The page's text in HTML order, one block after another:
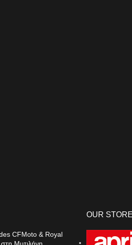
γκάμα της εταιρείας περιλαμβάνονταιΣτην
CFMoto & Royal
OUR